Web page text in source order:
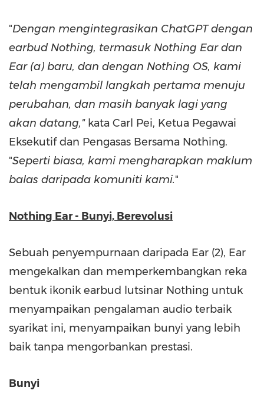
"Dengan mengintegrasikan ChatGPT dengan
earbud Nothing, termasuk Nothing Ear dan
Ear (a) baru, dan dengan Nothing OS, kami
telah mengambil langkah pertama menuju
perubahan, dan masih banyak lagi yang
akan datang,"kata Carl Pei, Ketua Pegawai
Eksekutif dan Pengasas Bersama Nothing.
"Seperti biasa, kami mengharapkan maklum
balas daripada komuniti kami."
Nothing Ear - Bunyi, Berevolusi
Sebuah penyempurnaan daripada Ear (2), Ear
mengekalkan dan memperkembangkan reka
bentuk ikonik earbud lutsinar Nothing untuk
menyampaikan pengalaman audio terbaik
syarikat ini, menyampaikan bunyi yang lebih
baik tanpa mengorbankan prestasi.
Bunyi